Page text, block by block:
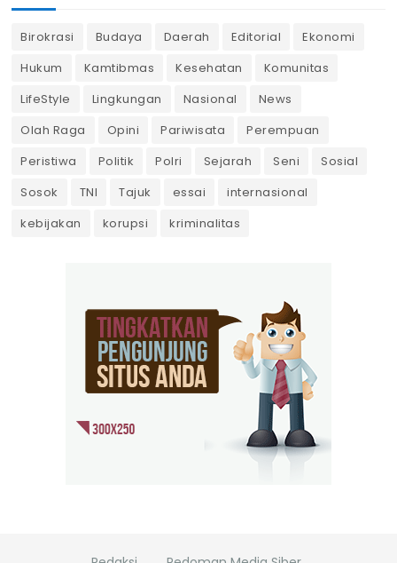
Birokrasi Budaya Daerah Editorial
Ekonomi
Hukum
Kamtibmas Kesehatan
Komunitas
LifeStyle
Lingkungan Nasional
News
Olah Raga
Opini Pariwisata
Perempuan
Peristiwa
Politik Polri Sejarah Seni
Sosial
Sosok
TNI Tajuk essai
internasional
kebijakan
korupsi kriminalitas